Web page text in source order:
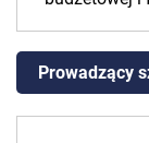
Prowadzący